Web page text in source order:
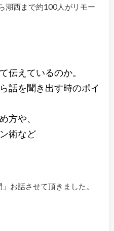
湖西まで約100人がリモー
伝えているのか。
話を聞き出す時のポイ
方や、
術など
お話させて頂きました。